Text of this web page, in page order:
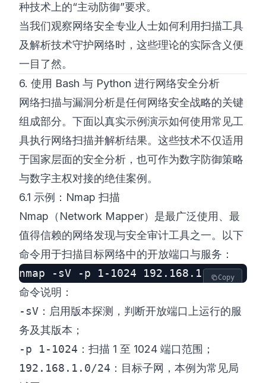
种技术上的“主动防御”要求。
当我们观察网络安全专业人士如何利用扫描工具
及解析技术守护网络时，这些理论的实际含义便
一目了然。
6. 使用 Bash 与 Python 进行网络安全分析
网络扫描与漏洞分析是任何网络安全战略的关键
组成部分。下面以真实示例演示如何使用常见工
具执行网络扫描并解析结果。这些技术不仅适用
于国家层面的安全分析，也可作为数字防御策略
与数字主权对接的绝佳案例。
6.1 示例：Nmap 扫描
Nmap（Network Mapper）是最广泛使用、最
值得信赖的网络发现与安全审计工具之一。以下
命令用于扫描目标网络中的开放端口与服务：
Copy
命令说明：
-sV ：启用版本探测，判断开放端口上运行的服
务及其版本；
-p 1-1024 ：扫描 1 至 1024 端口范围；
192.168.1.0/24 ：目标子网，本例为常见局